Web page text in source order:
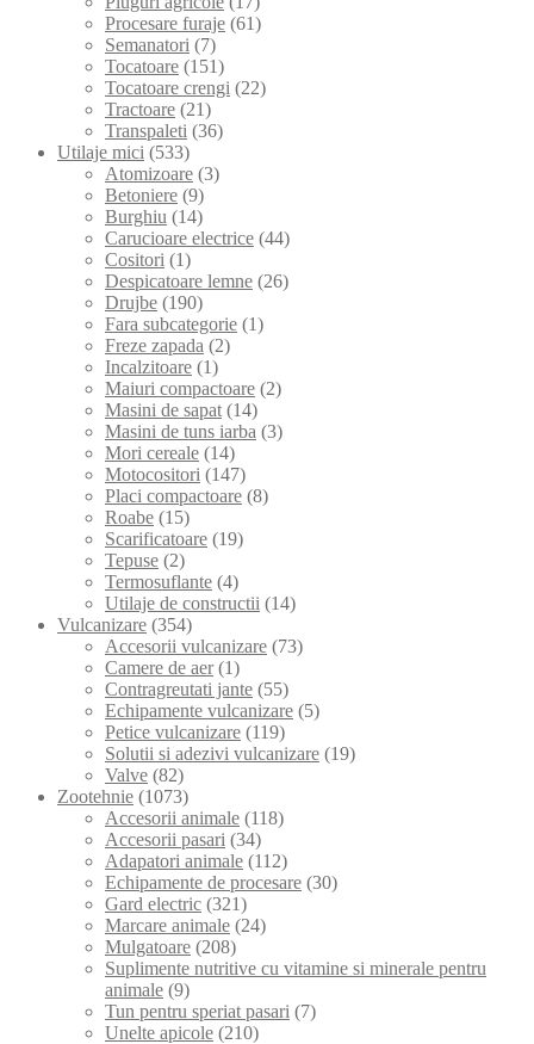
Procesare furaje (61)
Semanatori (7)
Tocatoare (151)
Tocatoare crengi (22)
Tractoare (21)
Transpaleti (36)
Utilaje mici (533)
Atomizoare (3)
Betoniere (9)
Burghiu (14)
Carucioare electrice (44)
Cositori (1)
Despicatoare lemne (26)
Drujbe (190)
Fara subcategorie (1)
Freze zapada (2)
Incalzitoare (1)
Maiuri compactoare (2)
Masini de sapat (14)
Masini de tuns iarba (3)
Mori cereale (14)
Motocositori (147)
Placi compactoare (8)
Roabe (15)
Scarificatoare (19)
Tepuse (2)
Termosuflante (4)
Utilaje de constructii (14)
Vulcanizare (354)
Accesorii vulcanizare (73)
Camere de aer (1)
Contragreutati jante (55)
Echipamente vulcanizare (5)
Petice vulcanizare (119)
Solutii si adezivi vulcanizare (19)
Valve (82)
Zootehnie (1073)
Accesorii animale (118)
Accesorii pasari (34)
Adapatori animale (112)
Echipamente de procesare (30)
Gard electric (321)
Marcare animale (24)
Mulgatoare (208)
Suplimente nutritive cu vitamine si minerale pentru
animale (9)
Tun pentru speriat pasari (7)
Unelte apicole (210)